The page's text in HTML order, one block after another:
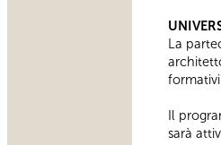
La
Il
sarà